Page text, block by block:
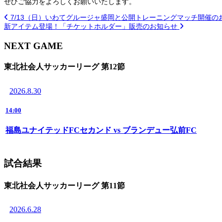
ぜひご協力をよろしくお願いいたします。
7/13（日）いわてグルージャ盛岡と公開トレーニングマッチ開催の
新アイテム登場！「チケットホルダー」販売のお知らせ
NEXT GAME
東北社会人サッカーリーグ 第12節
2026.8.30
14:00
福島ユナイテッドFCセカンド vs ブランデュー弘前FC
試合結果
東北社会人サッカーリーグ 第11節
2026.6.28